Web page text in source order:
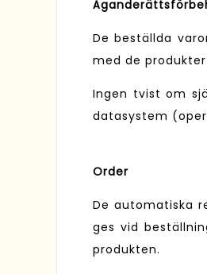
De beställda
med de
Ingen tvist om
datasystem
Order
De automatiska
ges vid
produkten.